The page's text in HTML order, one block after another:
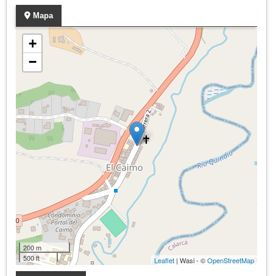
Mapa
+
−
200 m
500 ft
Leaflet | Wasi - ©OpenStreetMap